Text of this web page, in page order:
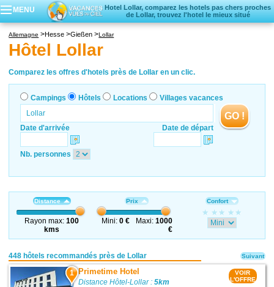
MENU
Hotel Lollar, comparez les hotels pas chers proches
de Lollar, trouvez l'hotel le mieux situé
Locations vacances
Villages vacances
Allemagne Hesse Gießen Lollar
Hôtel Lollar
Comparez les offres d'hotels près de Lollar en un clic.
Campings Hôtels Locations Villages vacances
Date d'arrivée Date de départ
GO !
Nb. personnes
Distance
Rayon max:100
kms
Prix
Mini: 0 € Maxi:1000
€
Confort
448 hôtels recommandés près de Lollar
1 Primetime Hotel
Distance Hôtel-Lollar :5km
VOIR
L'OFFRE
Suivant